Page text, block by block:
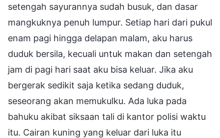
setengah sayurannya sudah busuk, dan dasar
mangkuknya penuh lumpur. Setiap hari dari pukul
enam pagi hingga delapan malam, aku harus
duduk bersila, kecuali untuk makan dan setengah
jam di pagi hari saat aku bisa keluar. Jika aku
bergerak sedikit saja ketika sedang duduk,
seseorang akan memukulku. Ada luka pada
bahuku akibat siksaan tali di kantor polisi waktu
itu. Cairan kuning yang keluar dari luka itu